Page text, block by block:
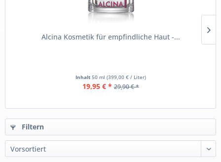
Alcina Kosmetik für empfindliche Haut -...
Inhalt 50 ml (399,00 € / Liter)
19,95 € * 29,90 € *
Filtern